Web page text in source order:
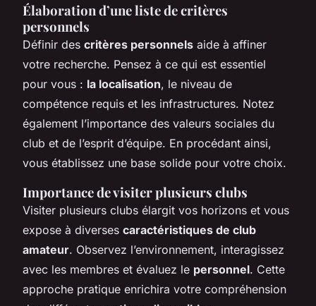
Élaboration d’une liste de critères
personnels
Définir des critères personnels aide à affiner
votre recherche. Pensez à ce qui est essentiel
pour vous : la localisation, le niveau de
compétence requis et les infrastructures. Notez
également l’importance des valeurs sociales du
club et de l’esprit d’équipe. En procédant ainsi,
vous établissez une base solide pour votre choix.
Importance de visiter plusieurs clubs
Visiter plusieurs clubs élargit vos horizons et vous
expose à diverses caractéristiques de club
amateur. Observez l’environnement, interagissez
avec les membres et évaluez le personnel. Cette
approche pratique enrichira votre compréhension